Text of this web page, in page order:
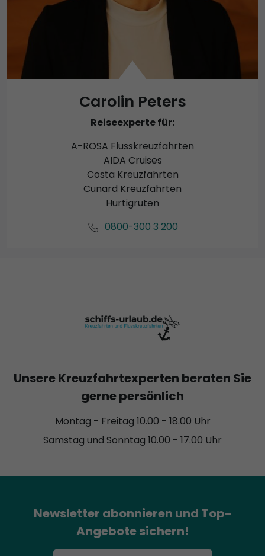
Carolin Peters
Reiseexperte für:
A-ROSA Flusskreuzfahrten
AIDA Cruises
Costa Kreuzfahrten
Cunard Kreuzfahrten
Hurtigruten
0800-300 3 200
Unsere Kreuzfahrtexperten beraten Sie
gerne persönlich
Montag - Freitag 10.00 - 18.00 Uhr
Samstag und Sonntag 10.00 - 17.00 Uhr
Newsletter abonnieren und Top-
Angebote sichern!